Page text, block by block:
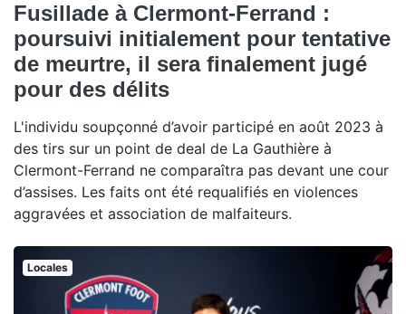
Fusillade à Clermont-Ferrand :
poursuivi initialement pour tentative
de meurtre, il sera finalement jugé
pour des délits
L'individu soupçonné d’avoir participé en août 2023 à
des tirs sur un point de deal de La Gauthière à
Clermont-Ferrand ne comparaîtra pas devant une cour
d’assises. Les faits ont été requalifiés en violences
aggravées et association de malfaiteurs.
Locales